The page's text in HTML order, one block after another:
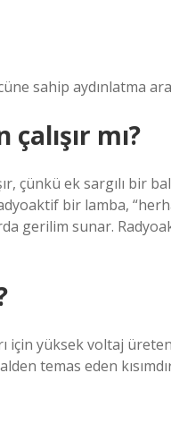
sahip aydınlatma
mı?
çünkü ek sargılı bir
bir lamba,
gerilim sunar.
için yüksek voltaj
temas eden